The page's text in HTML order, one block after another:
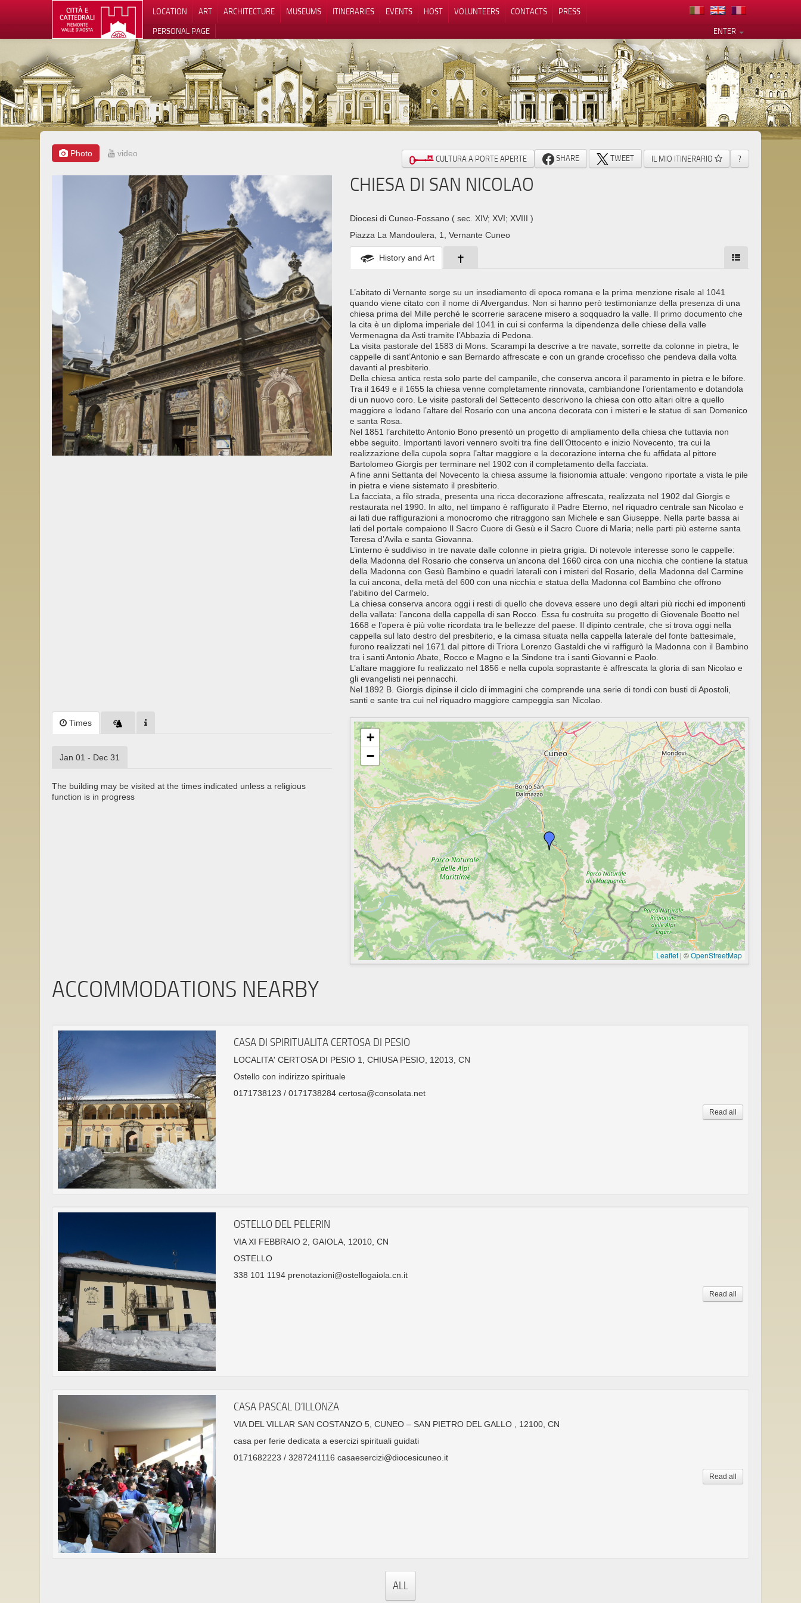
LOCATION ART ARCHITECTURE MUSEUMS ITINERARIES EVENTS HOST VOLUNTEERS CONTACTS
PRESS
ENTER
PERSONAL PAGE
Photo video CULTURA A PORTE APERTE SHARE TWEET IL MIO ITINERARIO ?
CHIESA DI SAN NICOLAO
Diocesi di Cuneo-Fossano ( sec. XIV; XVI; XVIII )
Piazza La Mandoulera, 1, Vernante Cuneo
History and Art
L’abitato di Vernante sorge su un insediamento di epoca romana e la prima menzione risale al 1041
quando viene citato con il nome di Alvergandus. Non si hanno però testimonianze della presenza di una
chiesa prima del Mille perché le scorrerie saracene misero a soqquadro la valle. Il primo documento che
la cita è un diploma imperiale del 1041 in cui si conferma la dipendenza delle chiese della valle
Vermenagna da Asti tramite l’Abbazia di Pedona.
La visita pastorale del 1583 di Mons. Scarampi la descrive a tre navate, sorrette da colonne in pietra, le
cappelle di sant’Antonio e san Bernardo affrescate e con un grande crocefisso che pendeva dalla volta
davanti al presbiterio.
Della chiesa antica resta solo parte del campanile, che conserva ancora il paramento in pietra e le bifore.
Tra il 1649 e il 1655 la chiesa venne completamente rinnovata, cambiandone l’orientamento e dotandola
di un nuovo coro. Le visite pastorali del Settecento descrivono la chiesa con otto altari oltre a quello
maggiore e lodano l’altare del Rosario con una ancona decorata con i misteri e le statue di san Domenico
e santa Rosa.
Nel 1851 l’architetto Antonio Bono presentò un progetto di ampliamento della chiesa che tuttavia non
ebbe seguito. Importanti lavori vennero svolti tra fine dell’Ottocento e inizio Novecento, tra cui la
realizzazione della cupola sopra l’altar maggiore e la decorazione interna che fu affidata al pittore
Bartolomeo Giorgis per terminare nel 1902 con il completamento della facciata.
A fine anni Settanta del Novecento la chiesa assume la fisionomia attuale: vengono riportate a vista le pile
in pietra e viene sistemato il presbiterio.
La facciata, a filo strada, presenta una ricca decorazione affrescata, realizzata nel 1902 dal Giorgis e
restaurata nel 1990. In alto, nel timpano è raffigurato il Padre Eterno, nel riquadro centrale san Nicolao e
ai lati due raffigurazioni a monocromo che ritraggono san Michele e san Giuseppe. Nella parte bassa ai
lati del portale compaiono Il Sacro Cuore di Gesù e il Sacro Cuore di Maria; nelle parti più esterne santa
Teresa d’Avila e santa Giovanna.
L’interno è suddiviso in tre navate dalle colonne in pietra grigia. Di notevole interesse sono le cappelle:
della Madonna del Rosario che conserva un’ancona del 1660 circa con una nicchia che contiene la statua
della Madonna con Gesù Bambino e quadri laterali con i misteri del Rosario, della Madonna del Carmine
la cui ancona, della metà del 600 con una nicchia e statua della Madonna col Bambino che offrono
l’abitino del Carmelo.
La chiesa conserva ancora oggi i resti di quello che doveva essere uno degli altari più ricchi ed imponenti
della vallata: l’ancona della cappella di san Rocco. Essa fu costruita su progetto di Giovenale Boetto nel
1668 e l’opera è più volte ricordata tra le bellezze del paese. Il dipinto centrale, che si trova oggi nella
cappella sul lato destro del presbiterio, e la cimasa situata nella cappella laterale del fonte battesimale,
furono realizzati nel 1671 dal pittore di Triora Lorenzo Gastaldi che vi raffigurò la Madonna con il Bambino
tra i santi Antonio Abate, Rocco e Magno e la Sindone tra i santi Giovanni e Paolo.
L’altare maggiore fu realizzato nel 1856 e nella cupola soprastante è affrescata la gloria di san Nicolao e
gli evangelisti nei pennacchi.
Nel 1892 B. Giorgis dipinse il ciclo di immagini che comprende una serie di tondi con busti di Apostoli,
santi e sante tra cui nel riquadro maggiore campeggia san Nicolao.
Times
Jan 01 - Dec 31
The building may be visited at the times indicated unless a religious
function is in progress
+
−
Leaflet | ©OpenStreetMap
ACCOMMODATIONS NEARBY
CASA DI SPIRITUALITA CERTOSA DI PESIO
LOCALITA' CERTOSA DI PESIO 1, CHIUSA PESIO, 12013, CN
Ostello con indirizzo spirituale
0171738123 / 0171738284 certosa@consolata.net
Read all
OSTELLO DEL PELERIN
VIA XI FEBBRAIO 2, GAIOLA, 12010, CN
OSTELLO
338 101 1194 prenotazioni@ostellogaiola.cn.it
Read all
CASA PASCAL D’ILLONZA
VIA DEL VILLAR SAN COSTANZO 5, CUNEO – SAN PIETRO DEL GALLO , 12100, CN
casa per ferie dedicata a esercizi spirituali guidati
0171682223 / 3287241116 casaesercizi@diocesicuneo.it
Read all
ALL
Your Privacy Choices